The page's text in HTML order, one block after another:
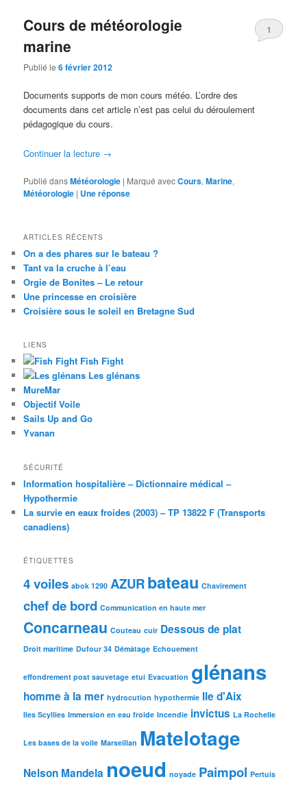
Cours de météorologie
marine
Publié le6 février 2012
1
Documents supports de mon cours météo. L’ordre des
documents dans cet article n’est pas celui du déroulement
pédagogique du cours.
Continuer la lecture →
Publié dansMétéorologie | Marqué avecCours,Marine,
Météorologie | Uneréponse
ARTICLES RÉCENTS
On a des phares sur le bateau ?
Tant va la cruche à l’eau
Orgie de Bonites – Le retour
Une princesse en croisière
Croisière sous le soleil en Bretagne Sud
LIENS
Fish Fight
Les glénans
MureMar
Objectif Voile
Sails Up and Go
Yvanan
SÉCURITÉ
Information hospitalière – Dictionnaire médical –
Hypothermie
La survie en eaux froides (2003) – TP 13822 F (Transports
canadiens)
ÉTIQUETTES
4 voiles abok 1290 AZURbateau Chavirement
chef de bord Communication en haute mer
Concarneau Couteau cuir Dessous de plat
Droit maritime Dufour 34 Démâtage Echouement
effondrement post sauvetage etui Evacuation glénans
homme à la mer hydrocution hypothermie Ile d'Aix
Iles Scyllies Immersion en eau froide Incendie invictus La Rochelle
Les bases de la voile Marseillan Matelotage
Nelson Mandela noeud noyade Paimpol Pertuis